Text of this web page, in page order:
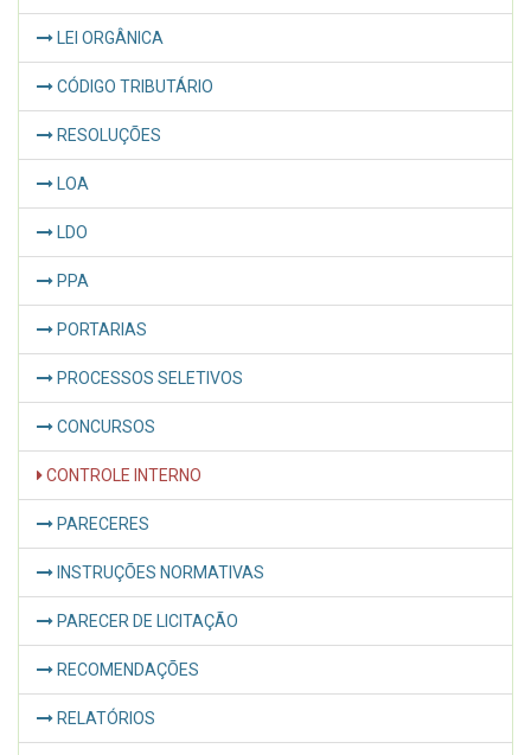
LEI ORGÂNICA
CÓDIGO TRIBUTÁRIO
RESOLUÇÕES
LOA
LDO
PPA
PORTARIAS
PROCESSOS SELETIVOS
CONCURSOS
CONTROLE INTERNO
PARECERES
INSTRUÇÕES NORMATIVAS
PARECER DE LICITAÇÃO
RECOMENDAÇÕES
RELATÓRIOS